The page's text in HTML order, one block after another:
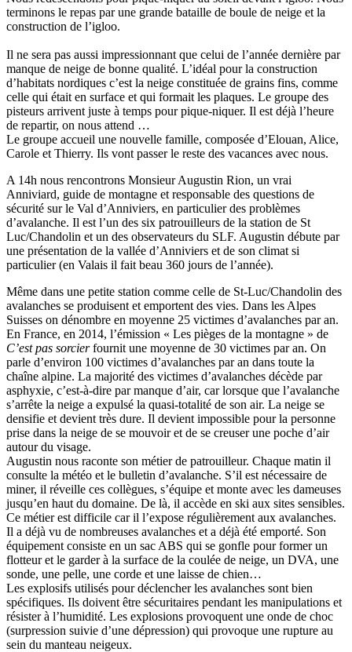
terminons le repas par une grande bataille de boule de neige et la
construction de l’igloo.
Il ne sera pas aussi impressionnant que celui de l’année dernière par
manque de neige de bonne qualité. L’idéal pour la construction
d’habitats nordiques c’est la neige constituée de grains fins, comme
celle qui était en surface et qui formait les plaques. Le groupe des
pisteurs arrivent juste à temps pour pique-niquer. Il est déjà l’heure
de repartir, on nous attend …
Le groupe accueil une nouvelle famille, composée d’Elouan, Alice,
Carole et Thierry. Ils vont passer le reste des vacances avec nous.
A 14h nous rencontrons Monsieur Augustin Rion, un vrai
Anniviard, guide de montagne et responsable des questions de
sécurité sur le Val d’Anniviers, en particulier des problèmes
d’avalanche. Il est l’un des six patrouilleurs de la station de St
Luc/Chandolin et un des observateurs du SLF. Augustin débute par
une présentation de la vallée d’Anniviers et de son climat si
particulier (en Valais il fait beau 360 jours de l’année).
Même dans une petite station comme celle de St-Luc/Chandolin des
avalanches se produisent et emportent des vies. Dans les Alpes
Suisses on dénombre en moyenne 25 victimes d’avalanches par an.
En France, en 2014, l’émission « Les pièges de la montagne » de
C’est pas sorcierfournit une moyenne de 30 victimes par an. On
parle d’environ 100 victimes d’avalanches par an dans toute la
chaîne alpine. La majorité des victimes d’avalanches décède par
asphyxie, c’est-à-dire par manque d’air, car lorsque que l’avalanche
s’arrête la neige a expulsé la quasi-totalité de son air. La neige se
densifie et devient très dure. Il devient impossible pour la personne
prise dans la neige de se mouvoir et de se creuser une poche d’air
autour du visage.
Augustin nous raconte son métier de patrouilleur. Chaque matin il
consulte la météo et le bulletin d’avalanche. S’il est nécessaire de
miner, il réveille ces collègues, s’équipe et monte avec les dameuses
jusqu’en haut du domaine. De là, il accède en ski aux sites sensibles.
Ce métier est difficile car il l’expose régulièrement aux avalanches.
Il a déjà vu de nombreuses avalanches et a déjà été emporté. Son
équipement consiste en un sac ABS qui se gonfle pour former un
flotteur et le garder à la surface de la coulée de neige, un DVA, une
sonde, une pelle, une corde et une laisse de chien…
Les explosifs utilisés pour déclencher les avalanches sont bien
spécifiques. Ils doivent être sécuritaires pendant les manipulations et
résister à l’humidité. Les explosions provoquent une onde de choc
(surpression suivie d’une dépression) qui provoque une rupture au
sein du manteau neigeux.